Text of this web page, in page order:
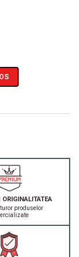
ORIGINALITATEA
produselor